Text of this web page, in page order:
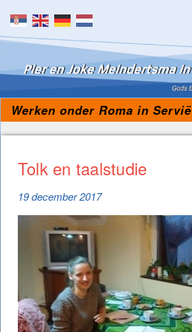
Skip to content
Tolk en taalstudie
19 december 2017
Werken onder Roma in Servië